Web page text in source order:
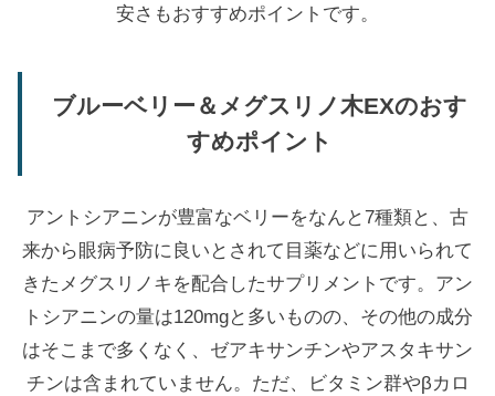
安さもおすすめポイントです。
ブルーベリー＆メグスリノ木EXのおす
すめポイント
アントシアニンが豊富なベリーをなんと7種類と、古
来から眼病予防に良いとされて目薬などに用いられて
きたメグスリノキを配合したサプリメントです。アン
トシアニンの量は120mgと多いものの、その他の成分
はそこまで多くなく、ゼアキサンチンやアスタキサン
チンは含まれていません。ただ、ビタミン群やβカロ